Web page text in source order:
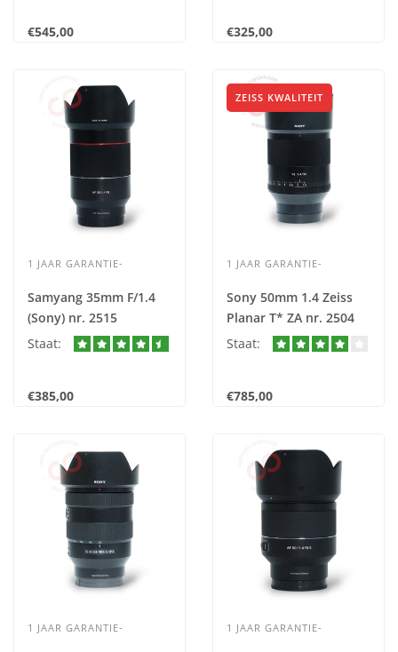
€545,00 €325,00
1 JAAR GARANTIE-
Samyang 35mm F/1.4
(Sony) nr. 2515
Staat:
€385,00
ZEISS KWALITEIT
1 JAAR GARANTIE-
Sony 50mm 1.4 Zeiss
Planar T* ZA nr. 2504
Staat:
€785,00
1 JAAR GARANTIE- 1 JAAR GARANTIE-